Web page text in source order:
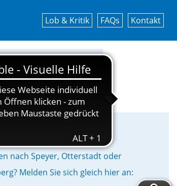
Lob & Kritik FAQs Kontakt
GmbH!
nach Speyer, Otterstadt oder
Melden Sie sich gleich hier an: